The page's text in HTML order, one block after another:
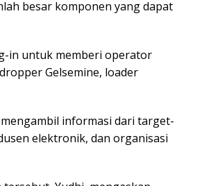
besar komponen yang dapat
in untuk memberi operator
Gelsemine, loader
informasi dari target-
elektronik, dan organisasi